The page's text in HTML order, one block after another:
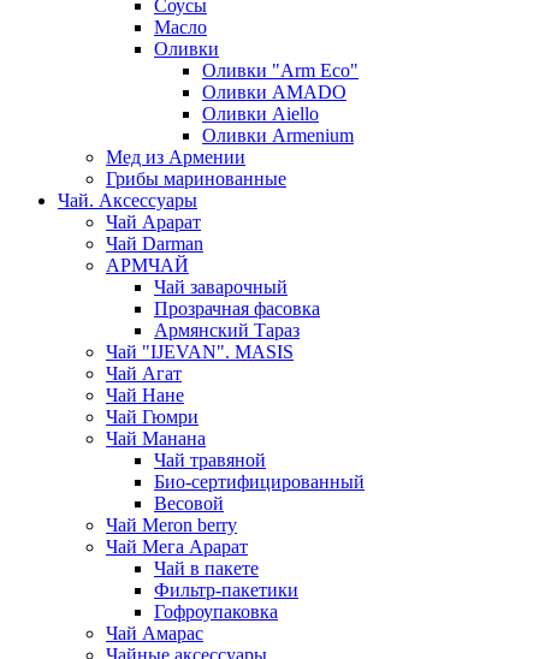
Соусы
Масло
Оливки
Оливки "Arm Eco"
Оливки AMADO
Оливки Aiello
Оливки Armenium
Мед из Армении
Грибы маринованные
Чай. Аксессуары
Чай Арарат
Чай Darman
АРМЧАЙ
Чай заварочный
Прозрачная фасовка
Армянский Тараз
Чай "IJEVAN". MASIS
Чай Агат
Чай Нане
Чай Гюмри
Чай Манана
Чай травяной
Био-сертифицированный
Весовой
Чай Meron berry
Чай Мега Арарат
Чай в пакете
Фильтр-пакетики
Гофроупаковка
Чай Амарас
Чайные аксессуары